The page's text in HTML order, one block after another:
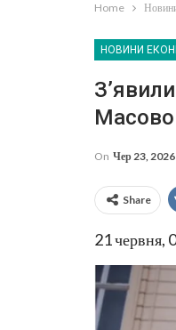
Home
НОВИНИ
Масово
On Чер 23, 2026
Share
21 червня,